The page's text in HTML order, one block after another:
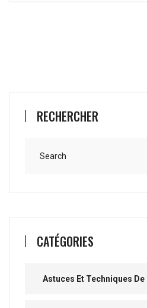
RECHERCHER
CATÉGORIES
Astuces Et Techniques